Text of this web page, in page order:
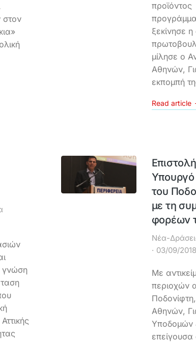
στον
προϊόντος
ξεκίνησε
μίλησε ο
Αθηνών,
εκπομπή
Read article
γνώση
Υπουργό
του
με τη
φορέων
Νέα-
03/09/2018
Με
περιοχών
Αθηνών,
Υποδομών